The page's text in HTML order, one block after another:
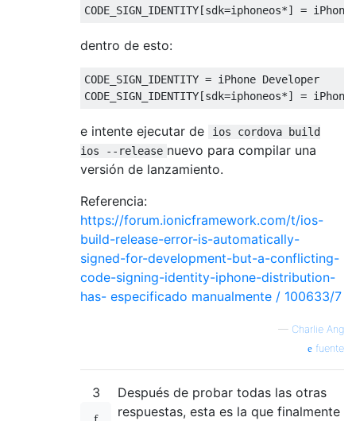
CODE_SIGN_IDENTITY [sdk=iphoneos*] =
dentro de esto:
CODE_SIGN_IDENTITY = iPhone Developer
CODE_SIGN_IDENTITY [sdk=iphoneos*] =
e intente ejecutar de
ios cordova build
ios --release nuevo para compilar una
versión de lanzamiento.
Referencia:
https://forum.ionicframework.com/t/ios-
build-release-error-is-automatically-
signed-for-development-but-a-conflicting-
code-signing-identity-iphone-distribution-
has- especificado manualmente / 100633/7
— Charlie Ang
fuente
3
Después de probar todas las otras
respuestas, esta es la que finalmente